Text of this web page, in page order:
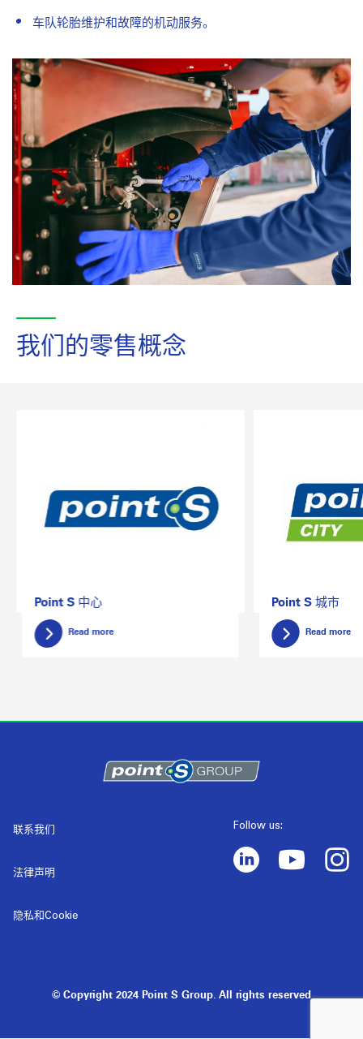
车队轮胎维护和故障的机动服务。
我们的零售概念
Point S 中心
Read more
Point S 城市
Read more
联系我们
法律声明
隐私和Cookie
Follow us:
© Copyright 2024 Point S Group. All rights reserved